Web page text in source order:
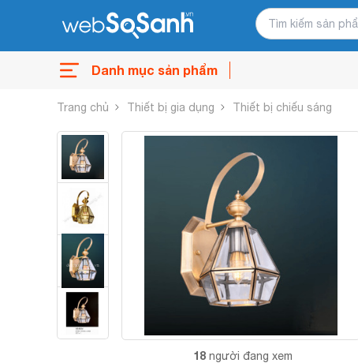
Danh mục sản phẩm
Trang chủ Thiết bị gia dụng Thiết bị chiếu sáng
18 người đang xem